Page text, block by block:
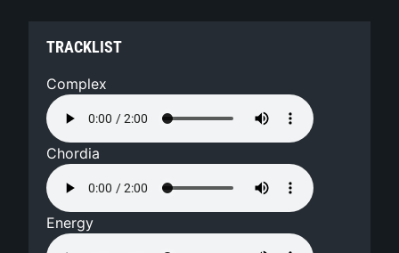
TRACKLIST
Complex
Chordia
Energy